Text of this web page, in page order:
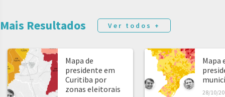
Mais Resultados Ver todos +
Mapa de
presidente em
Curitiba por
zonas eleitorais
Mapa
28/10/